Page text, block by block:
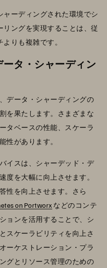
ャーディングされた環境でシ
ングを実現することは、従
りも複雑です。
タ・シャーディン
データ・シャーディングの
を果たします。さまざまな
タベースの性能、スケーラ
性があります。
イスは、シャーデッド・デ
度を大幅に向上させます。
性を向上させます。さら
on Portworx などのコンテ
ョンを活用することで、シ
スケーラビリティを向上さ
ーケストレーション・プラ
グとリソース管理のための